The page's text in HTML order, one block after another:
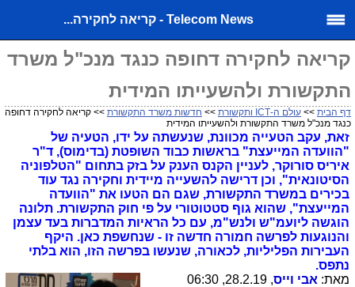
Telecom News - קריאה לחקירה...
קריאה לחקירה דחופה כנגד מנכ"ל משרד
התקשורת ולהשעייתו המידית
דף הבית >> עולם ה-ICT ותקשורת >> חדשות משרד התקשורת >> קריאה לחקירה דחופה
כנגד מנכ"ל משרד התקשורת ולהשעייתו המידית
זאת, עקב הטעייה מכוונת, שנעשתה על ידו, הטעיה של
"הוועדה המייעצת" בראשות כבוד השופטת (בדימוס), ד"ר
איריס סורוקר, לעניין הקנס הענק על בזק בתחום "הטלפוניה
הסיטונאית", וכן דרישה להשעייה מיידית וחקירה נגד עוד
בכירים במשרד התקשורת, שגם הם הטעו את "הוועדה
המייעצת", שהוא גוף סטטוטורי על פי חוק התקשורת. תלונה
הוגשה ליועמ"ש ולנש"מ, עם כל הראיות המדברות בעד עצמן
והנוגעות לפרשה חמורה חדשה זו - שנחשפת כאן. היקף
העבירות הפליליות, לכאורה, שנעשו בפרשה הזו, הוא בלתי
נתפס.
מאת: אבי וייס, 28.2.19, 06:30